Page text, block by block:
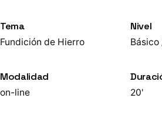
Tema
Fundición de Hierro
Nivel
Modalidad
on-line 20'